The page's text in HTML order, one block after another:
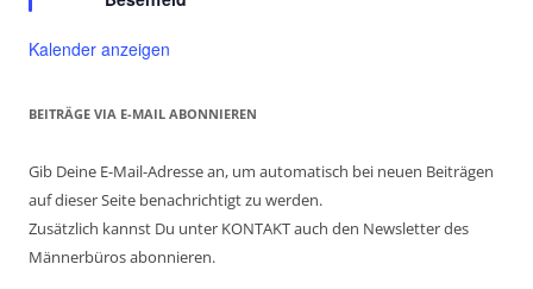
Kalender anzeigen
BEITRÄGE VIA E-MAIL ABONNIEREN
Gib Deine E-Mail-Adresse an, um automatisch bei neuen Beiträgen
auf dieser Seite benachrichtigt zu werden.
Zusätzlich kannst Du unter KONTAKT auch den Newsletter des
Männerbüros abonnieren.